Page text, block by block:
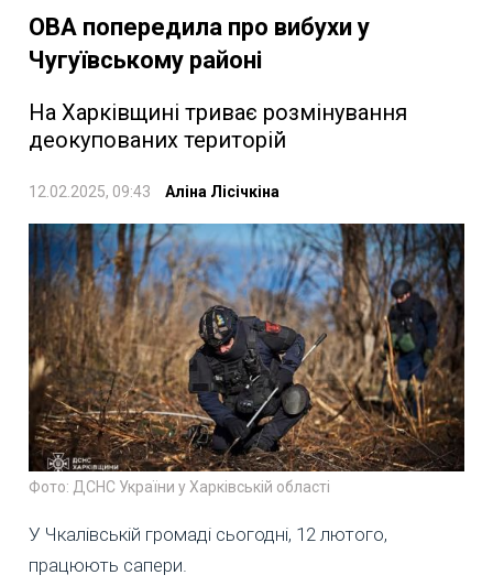
ОВА попередила про вибухи у
Чугуївському районі
На Харківщині триває розмінування
деокупованих територій
12.02.2025, 09:43 Аліна Лісічкіна
Фото: ДСНС України у Харківській області
У Чкалівській громаді сьогодні, 12 лютого,
працюють сапери.